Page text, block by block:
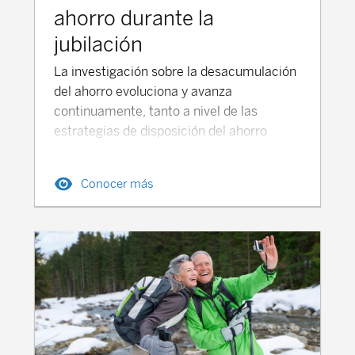
ahorro durante la
jubilación
La investigación sobre la desacumulación del ahorro evoluciona y avanza continuamente, tanto a nivel de las estrategias de disposición del ahorro como de los productos y soluciones a través de los que se materializa, así como de las fases vitales que se deben considerar dentro de la jubilación y de las necesidades económicas durante cada una de esas fases. Además, la desacumulación cruza el umbral de la vida misma (post-mortem) y se debe de alinear con la planificación de la herencia, es decir, con la estrategia sobre el patrimonio que se desea dejar a las siguientes generaciones. Una desacumulación exitosa busca quedarse en un punto intermedio: ni sobrevivir a los ahorros (agotarlos antes de morir), viviendo estrecheces en los últimos años de la vida, ni dejar al morir ahorro en exceso, que en una persona con economía media podría significar haber vivido peor de sus posibilidades, ajustadamente y sin disfrutar de un estilo de vida que le aportase plenitud. Tendencias actuales en desacumulación Nuevos enfoques dinámicos de disposición del ahorro Cada vez más los asesores aconsejan a sus clientes reglas flexibles de disposición del ahorro, alejándose de la tradicional regla del 4% fijo (sobre al ahorro total), adaptado según la evolución de la inflación, evolucionando hacia porcentajes adaptables según rendimientos de la cartera de ahorro y las condiciones de los mercados. Asimismo, la disposición en forma de renta periódica ya sea vitalicia o temporal, debería tener en cuenta las potenciales necesidades económicas de la persona en cada fase de su jubilación (es decir, en la etapa activa – entre 65 y 75 años, en la de transición-75 a 80 años-, y en la de potencial dependencia o cuidados -más allá de los 80 años). En este sentido, en algunos países se utilizan en la planificación de la desacumulación técnicas de disposición del ahorro basadas en probabilidades, utilizando herramientas y técnicas de simulación MonteCarlo para ajustar el importe de la disposición según probabilidades de éxito. Disposición del ahorro utilizando productos híbridos y garantizados Un ejemplo serían los productos y seguros de rentas vitalicias flexibles, que combinan un importe garantizado de rentas mensuales vitalicias con la posibilidad de rescate parcial del capital, y aplican una inversión mixta de las primas pagadas (reservas), una parte en activos garantizados y otras en activos de renta variable con mayor potencial de crecimiento. Además, existen otros productos estructurados, como fondos con garantía de capital, que protegen el capital aportado, garantizado el 100% del mismo (o un porcentaje elevado), permitiendo al mismo tiempo la inversión en mercados de capitales y beneficiándose de las ganancias del mercado. En la planificación de la desacumulación se debe tener en cuenta las necesidades sanitarias y de cuidados a largo plazo (dependencia) En este sentido están apareciendo seguros de dependencia (“de asistencia y cuidados a largo plazo”) así como la dotación de fondos específicos destinados para cuidados a largo plazo. Estos productos cubren gastos de dependencia o enfermedades crónicas. Contratar un seguro de cuidados a largo plazo (dependencia) de calidad protege del riesgo de que el ahorro disponible sea agotado por los costes de residencias o cuidados domiciliarios. En España, los servicios a la dependencia están parcialmente subvencionados por las Administraciones Públicas, y en donde el beneficiario participa en sufragar un porcentaje del coste a través del copago (en función de factores como su nivel de renta). Para mejorar ese nivel de servicios o prestaciones, los Seguros de dependencia que se comercializan habitualmente cubren una indemnización en caso de dependencia severa o gran dependencia, no existiendo apenas soluciones aseguradoras que, como garantías cubiertas, provean servicios de asistencia al dependiente (residencia, cuidadores profesionales, asistentes, adaptación de vivienda, etc). En otros países si existen esas soluciones de sistemas de seguros de prestación de servicios de dependencia, como es el caso de Japón donde existe un sistema público-privado de seguro obligatorio de cuidados a largo plazo para los mayores de 40 años (KAIGO HOKEN). Tendencias en tecnología y personalización de la desacumulación del ahorro para cada individuo Los Robo-advisors especializados para jubilados son plataformas y tecnologías que automatizan estrategias de desacumulación para cada persona (como, por ejemplo, Finizens e Inbestme en España), estableciendo incluso estrategias de inversión en carteras y fondos adaptadas en perfil de riesgo a ese horizonte temporal de la desacumulación. Además, entre las nuevas tecnologías se encuentran las herramientas de simulación avanzada (como Flexible Retirement Planner en EEUU), con modelos que incorporan gastos específicos, expectativas de vida personalizadas a cada persona y escenarios de simulación variables. El Enfoque de una jubilación con múltiples fases se está convirtiendo en una tendencia, considerando una cada vez mayor longevidad Con vidas más largas, en España de más de 85 años, de media, para los que llegan con vida a los 65 años (en 2024, último dato disponible, la esperanza de vida a los 65 años ascendió a 21,87 años), la planificación de los ingresos durante la jubilación y la desacumulación del ahorro, debe segmentarse en etapas diferenciadas, con estrategias distintas para cada fase: la jubilación activa (entre 63/65 y 75 años), la etapa tardía (entre 75 y 85 años), y la jubilación avanzada (más de 85 años). Por tanto, los presupuestos deben ser variables en cada fase, considerando de que los gastos no son lineales durante la jubilación. Consejos Prácticos para una disposición inteligente del ahorro durante la jubilación 1.Utilizar Estrategias como: El Sistema de cubos (bucketing), dividiendo los ahorros en categorías según plazos de uso: Cubo inmediato (1-3 años): en productos con una Liquidez alta y un bajo riesgo (depósitos, fondos o planes de pensiones de renta fija a corto plazo...) Cubo intermedio (4-10 años), con potencial de crecimiento y riesgo moderado (por ejemplo, renta fija mixta, o renta variable mixta para perfiles senior con alta tolerancia al riesgo) Cubo a largo plazo (más de 10 años): Mayor exposición a crecimiento y riesgo (renta fija mixta y renta variable mixta). Evaluar la posibilidad de monetizar tu vivienda (primera o ulteriores viviendas) obteniendo unos ingresos periódicos por la misma: bien seguir viviendo en la misma o bien abandonándola (en los casos de irse a una residencia o de monetizar segundas o ulteriores viviendas) bien manteniendo la propiedad de la misma o bien traspasándola.En España, existen fórmulas de monetización de la vivienda, además del alquiler, entre las que destacan la nuda propiedad, la hipoteca inversa, y la vivienda inversa. Explicamos las mismas en este artículo vinculado. Aquellas personas que hayan acumulado ahorros para jubilación, tanto en productos con diferimiento fiscal (como los planes de pensiones, con aportaciones reducibles en IRPF pero prestaciones sujetas) como en productos de fiscalidad inmediata ( como los fondos de inversión, Unit linked, PIAS..) en los que las aportaciones no fueron deducibles en IRPF pero en el cobro de la prestación únicamente tributa el rendimiento obtenido (Fondos de inversión y Unit linked), o bien están también exentos de tributación los rendimientos si se cumplen unos requisitos (caso de los PIAS), en aras a una mayor eficiencia fiscal podrían priorizar el cobro de esos últimos productos y dejar el rescate de los planes de pensiones para un momento posterior de la jubilación (etapa avanzada-dependencia) o bien para sus herederos. 2. Realizar una Planificación Integral Empezando con un presupuesto de ingresos y gastos realista, que incluya el efecto de la inflación sobre el gasto, y un plan de contingencias concretado en la reserva de un fondo para gastos imprevistos y emergencias (incluso prever un colchón para el caso recesión, a modo de fondo “antipánico”), sin alterar el plan presupuestario principal. En esa planificación, se debe determinar el importe de ahorro a desacumular mensualmente(y a partir de que fecha hacerlo) con el importe de la pensión publica de la Seguridad Social, teniendo en cuenta la suficiencia o no de esa pensión en cada caso para llevar el estilo de vida deseado y el nivel de gasto que el mismo implicaría, decidiendo el momento óptimo para comenzar a recibir prestaciones del ahorro complementario. En cualquier caso, las necesidades esenciales deben quedar ancladas y aseguradas con ingresos garantizados, como la pensión pública, complementadas con rentas vitalicias o con prestaciones recurrentes procedentes de productos garantizados). En los casos de Jubilación parcial o de jubilación activa, la combinación de trabajo reducido (o a tiempo completo) con la pensión de jubilación hará que durante esa etapa la necesidad de disposición de ahorro sean menores. En esta planificación de la desacumulación, se debe recurrir al uso de Simuladores y calculadoras para establecer estrategias de disposición del ahorro, como los simuladores de BBVA Mi Jubilación, entre los que se encuentran el simulador de disposición del ahorro durante jubilación, la calculadora de pensión pública y el simulador de aportaciones a planes de pensiones. Asimismo, antes de acceder a la jubilación es muy conveniente acceder al simulador de pensión de jubilación de la Seguridad Social. 3. Gestión de Riesgos en la desacumulación Una de las amenazas de las que protegerse es la inflación, incluyendo en la cartera de inversión del ahorro activos que se complementen (bienes raíces, acciones), manteniendo una diversificación permanente, también con una exposición parcial a activos con crecimiento (como la renta variable) incluso durante la jubilación.
Conocer más